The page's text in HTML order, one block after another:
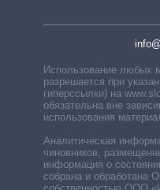
Использование любых
разрешается при
гиперссылки) на
обязательна вне
использования
Аналитическая
чиновников,
информация о
собрана и обработана